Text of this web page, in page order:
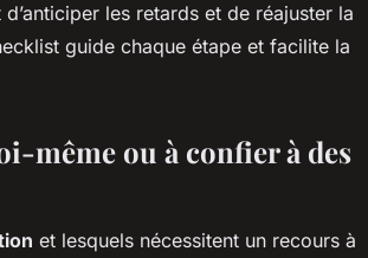
les retards et de réajuster la
guide chaque étape et facilite la
même ou à confier à des
et lesquels nécessitent un recours à